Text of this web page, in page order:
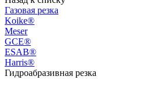
Газовая резка
Koike®
Meser
GCE®
ESAB®
Harris®
Гидроабразивная резка